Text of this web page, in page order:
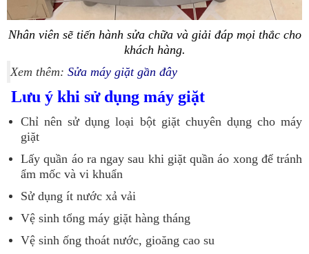
Nhân viên sẽ tiến hành sửa chữa và giải đáp mọi thắc cho
khách hàng.
Xem thêm: Sửa máy giặt gần đây
Lưu ý khi sử dụng máy giặt
Chỉ nên sử dụng loại bột giặt chuyên dụng cho máy
giặt
Lấy quần áo ra ngay sau khi giặt quần áo xong để tránh
ẩm mốc và vi khuẩn
Sử dụng ít nước xả vải
Vệ sinh tổng máy giặt hàng tháng
Vệ sinh ống thoát nước, gioăng cao su